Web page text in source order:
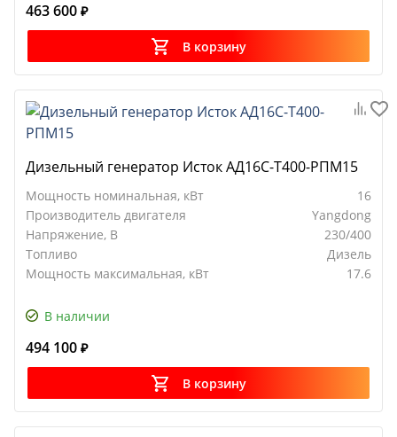
463 600 ₽
В корзину
Дизельный генератор Исток АД16С-Т400-РПМ15
Мощность номинальная, кВт
16
Производитель двигателя
Yangdong
Напряжение, В
230/400
Топливо
Дизель
Мощность максимальная, кВт
17.6
В наличии
494 100 ₽
В корзину